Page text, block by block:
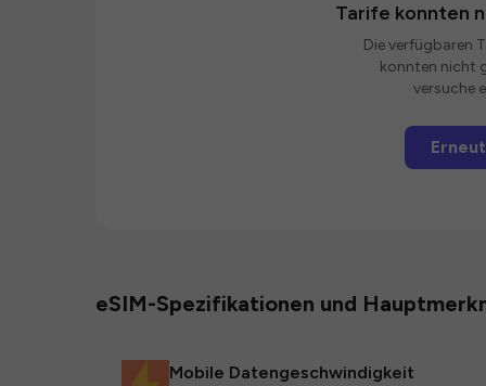
Tarife konnten
Die verfügbaren
konnten nicht
versuche
eSIM-Spezifikationen und
Mobile Datengeschwindigkeit